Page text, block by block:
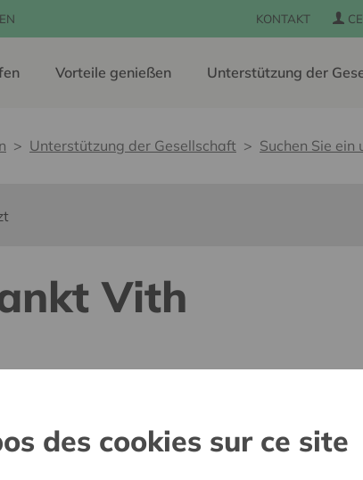
KONTAKT
Vorteile genießen Unterstützung der
Unterstützung der Gesellschaft Suchen Sie
Vith
tous
des cookies sur ce site